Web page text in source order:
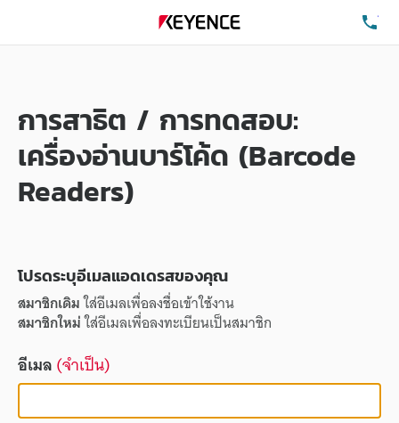
การสาธิต / การทดสอบ:
เครื่องอ่านบาร์โค้ด (Barcode
Readers)
โปรดระบุอีเมลแอดเดรสของคุณ
สมาชิกเดิมใส่อีเมลเพื่อลงชื่อเข้าใช้งาน
สมาชิกใหม่ใส่อีเมลเพื่อลงทะเบียนเป็นสมาชิก
อีเมล(จำเป็น)